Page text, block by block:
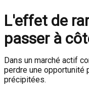
L'effet de
passer à
Dans un marché actif
perdre une opportunité
précipitées.